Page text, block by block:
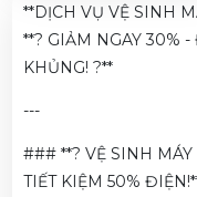
**DỊCH VỤ VỆ SINH
**? GIẢM NGAY 30%
KHỦNG! ?**
---
### **? VỆ SINH
TIẾT KIỆM 50%